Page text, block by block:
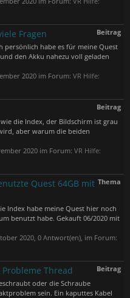
Beitrag
Fragen
persönlich habe es für meine Quest
den Akku nahezu voll geladen
2020 im Forum: VR Hilfe:
Beitrag
die Index, der Bildschirm ist grau
aber warum die beiden
2020 im Forum: VR Hilfe:
Thema
Quest 64GB mit
Index habe meine Quest hier noch
benutzt habe. Gekauft 06/2020 mit
2020, 0 Antwort(en), im Forum:
Beitrag
Thread
oder die Schraube
sein. Ein kaputtes Kabel